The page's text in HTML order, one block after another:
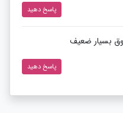
پاسخ دهید
بسيار ضعيف
پاسخ دهید